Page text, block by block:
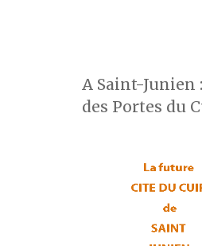
A Saint-Junien
des Portes du